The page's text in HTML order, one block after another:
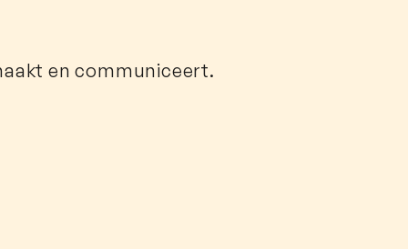
en communiceert.